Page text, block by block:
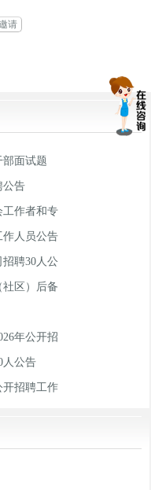
请
部面试题
公告
工作者和专
作人员公告
聘30人公
社区）后备
年公开招
人公告
开招聘工作